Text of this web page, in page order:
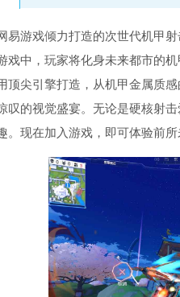
易游戏倾力打造的次世代机甲
戏中，玩家将化身未来都市的
顶尖引擎打造，从机甲金属质
叹的视觉盛宴。无论是硬核射
。现在加入游戏，即可体验前所